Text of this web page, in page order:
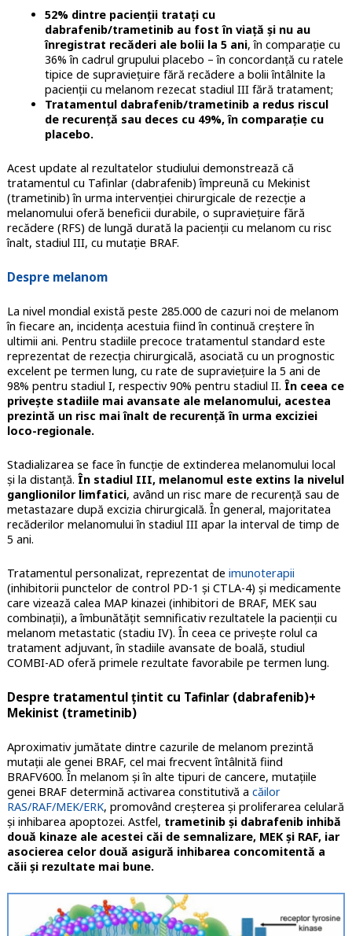
52% dintre pacienții tratați cu
dabrafenib/trametinib au fost în viață și nu au
înregistrat recăderi ale bolii la 5 ani, în comparație cu
36% în cadrul grupului placebo – în concordanță cu ratele
tipice de supraviețuire fără recădere a bolii întâlnite la
pacienții cu melanom rezecat stadiul III fără tratament;
Tratamentul dabrafenib/trametinib a redus riscul
de recurență sau deces cu 49%, în comparație cu
placebo.
Acest update al rezultatelor studiului demonstrează că
tratamentul cu Tafinlar (dabrafenib) împreună cu Mekinist
(trametinib) în urma intervenției chirurgicale de rezecție a
melanomului oferă beneficii durabile, o supraviețuire fără
recădere (RFS) de lungă durată la pacienții cu melanom cu risc
înalt, stadiul III, cu mutație BRAF.
Despre melanom
La nivel mondial există peste 285.000 de cazuri noi de melanom
în fiecare an, incidența acestuia fiind în continuă creștere în
ultimii ani. Pentru stadiile precoce tratamentul standard este
reprezentat de rezecția chirurgicală, asociată cu un prognostic
excelent pe termen lung, cu rate de supraviețuire la 5 ani de
98% pentru stadiul I, respectiv 90% pentru stadiul II. În ceea ce
privește stadiile mai avansate ale melanomului, acestea
prezintă un risc mai înalt de recurență în urma exciziei
loco-regionale.
Stadializarea se face în funcție de extinderea melanomului local
și la distanță. În stadiul III, melanomul este extins la nivelul
ganglionilor limfatici, având un risc mare de recurență sau de
metastazare după excizia chirurgicală. În general, majoritatea
recăderilor melanomului în stadiul III apar la interval de timp de
5 ani.
Tratamentul personalizat, reprezentat de imunoterapii
(inhibitorii punctelor de control PD-1 și CTLA-4) și medicamente
care vizează calea MAP kinazei (inhibitori de BRAF, MEK sau
combinații), a îmbunătățit semnificativ rezultatele la pacienții cu
melanom metastatic (stadiu IV). În ceea ce privește rolul ca
tratament adjuvant, în stadiile avansate de boală, studiul
COMBI-AD oferă primele rezultate favorabile pe termen lung.
Despre tratamentul țintit cu Tafinlar (dabrafenib)+
Mekinist (trametinib)
Aproximativ jumătate dintre cazurile de melanom prezintă
mutații ale genei BRAF, cel mai frecvent întâlnită fiind
BRAFV600. În melanom și în alte tipuri de cancere, mutațiile
genei BRAF determină activarea constitutivă a căilor
RAS/RAF/MEK/ERK, promovând creșterea și proliferarea celulară
și inhibarea apoptozei. Astfel, trametinib și dabrafenib inhibă
două kinaze ale acestei căi de semnalizare, MEK și RAF, iar
asocierea celor două asigură inhibarea concomitentă a
căii și rezultate mai bune.